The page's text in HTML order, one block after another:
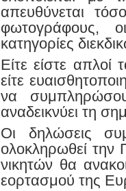
απευθύνεται
φωτογράφους,
κατηγορίες
Είτε είστε απλοί
είτε
να
αναδεικνύει τη
Οι δηλώσεις
ολοκληρωθεί
νικητών θα
εορτασμού της